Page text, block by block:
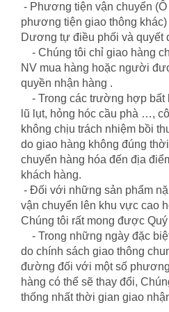
- Phương tiện vận chuyển
phương tiện giao thông
Dương tự điều phối và quyết
- Chúng tôi chỉ giao hàng
NV mua hàng hoặc người
quyền nhận hàng .
- Trong các trường hợp bất
lũ lụt, hỏng hóc cầu phà …,
không chịu trách nhiệm bồi
do giao hàng không đúng
chuyển hàng hóa đến địa
khách hàng.
- Đối với những sản phẩm
vận chuyển lên khu vực cao
Chúng tôi rất mong được
- Trong những ngày đặc
do chính sách giao thông
đường đối với một số
hàng có thể sẽ thay đổi,
thống nhất thời gian giao